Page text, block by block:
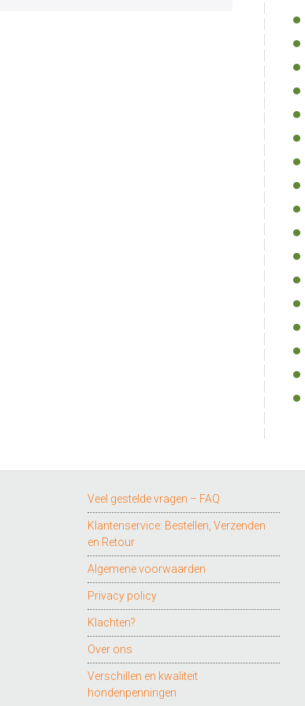
Veel gestelde vragen – FAQ
Klantenservice: Bestellen, Verzenden
en Retour
Algemene voorwaarden
Privacy policy
Klachten?
Over ons
Verschillen en kwaliteit
hondenpenningen